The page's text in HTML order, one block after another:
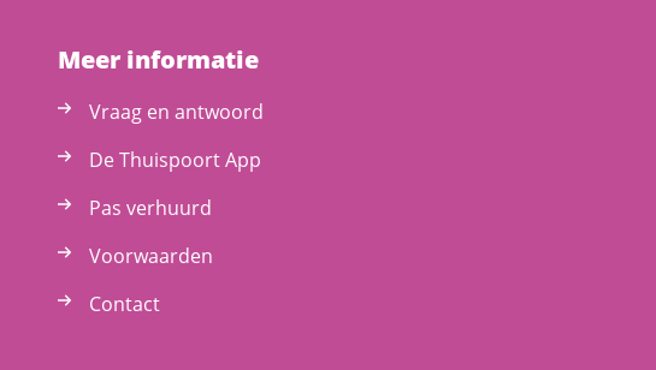
Meer informatie
Vraag en antwoord
De Thuispoort App
Pas verhuurd
Voorwaarden
Contact